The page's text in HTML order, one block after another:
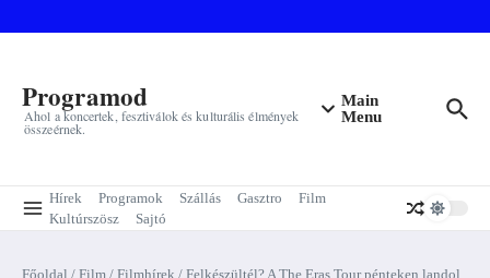
Programod
Ahol a koncertek, fesztiválok és kulturális élmények
összeérnek.
Main
Menu
Hírek Programok Szállás Gasztro
Film
Kultúrszösz
Sajtó
Főoldal / Film / Filmhírek / Felkészültél? A The Eras Tour pénteken landol